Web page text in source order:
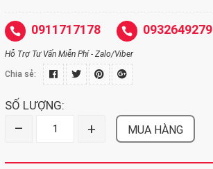
0911717178 0932649279
Hỗ Trợ Tư Vấn Miễn Phí - Zalo/Viber
Chia sẻ:
SỐ LƯỢNG:
– + MUA HÀNG